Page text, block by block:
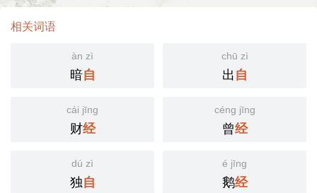
相关词语
àn zì
暗自
chū zì
出自
cái jīng
财经
céng jīng
曾经
dú zì
独自
é jīng
鹅经